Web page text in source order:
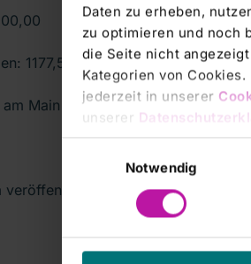
Daten zu erheben,
zu optimieren und noch
die Seite nicht
Kategorien von
jederzeit in unserer
unserer
Notwendig
1177,50
Main
veröffentlichungspflichtigen